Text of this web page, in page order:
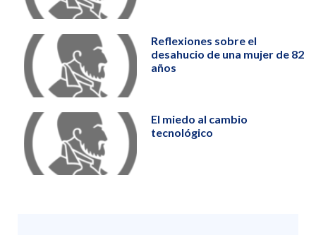
Reflexiones sobre el
desahucio de una mujer de 82
años
El miedo al cambio
tecnológico